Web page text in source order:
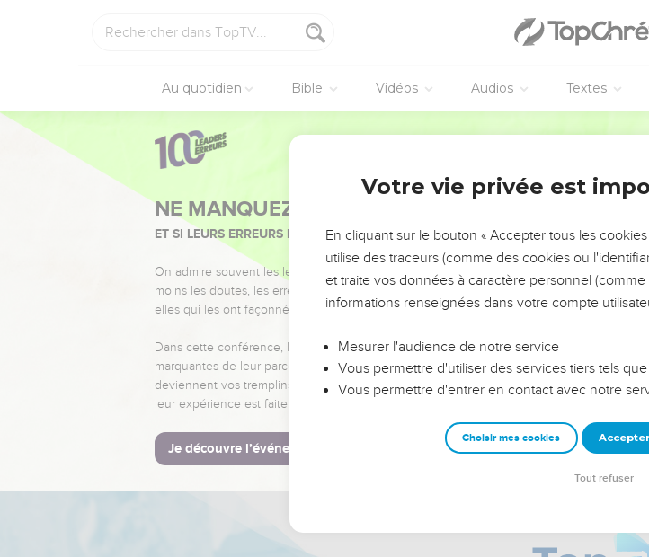
Au quotidien Bible Vidéos Audios Textes
NE MANQUEZ PAS L’ÉVÉNEMENT DE L’ANNÉE !
ET SI LEURS ERREURS POUVAIENT VOUS ÉVITER LES VOTRES ?
On admire souvent les leaders pour leurs réussites, leur impact, leur foi ou leur vision. Mais
moins les doutes, les erreurs et les saisons difficiles qu'ils ont traversés, alors même que ce
elles qui les ont façonnés.
Dans cette conférence, leaders, entrepreneurs, et responsables reviennent sur les erreurs
marquantes de leur parcours et les clés pour avancer avec plus de sagesse afin que leurs
deviennent vos tremplins. Que vous guidiez un ministère, une équipe, un groupe ou une
leur expérience est faite pour vous.
Je découvre l’événement
Votre vie privée est
En cliquant sur le bouton « Accepter tous les
utilise des traceurs (comme des cookies ou
et traite vos données à caractère personnel
informations renseignées dans votre compte
Mesurer l'audience de notre service
Vous permettre d'utiliser des services tiers tels
Vous permettre d'entrer en contact avec notre
Choisir mes cookies
Tout refuser